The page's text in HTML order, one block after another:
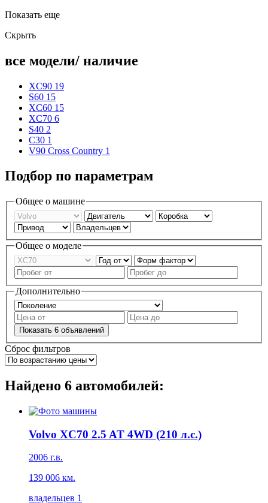
Показать еще
Скрыть
все модели/ наличие
XC90 19
S60 15
XC60 15
XC70 6
S40 2
C30 1
V90 Cross Country 1
Подбор по параметрам
Общее о машине
Общее о моделе
Дополнительно
Показать 6 объявлений
Сброс фильтров
Найдено 6 автомобилей:
Volvo XC70 2.5 AT 4WD (210 л.с.)
2006 г.в.
139 006 км.
владельцев 1